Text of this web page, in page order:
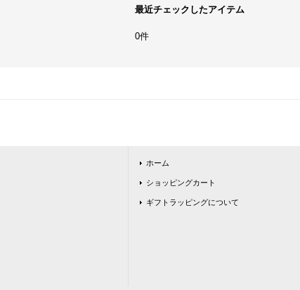
最近チェックしたアイテム
0件
ホーム
ショッピングカート
ギフトラッピングについて